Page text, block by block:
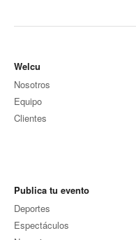
Welcu
Nosotros
Equipo
Clientes
Publica tu evento
Deportes
Espectáculos